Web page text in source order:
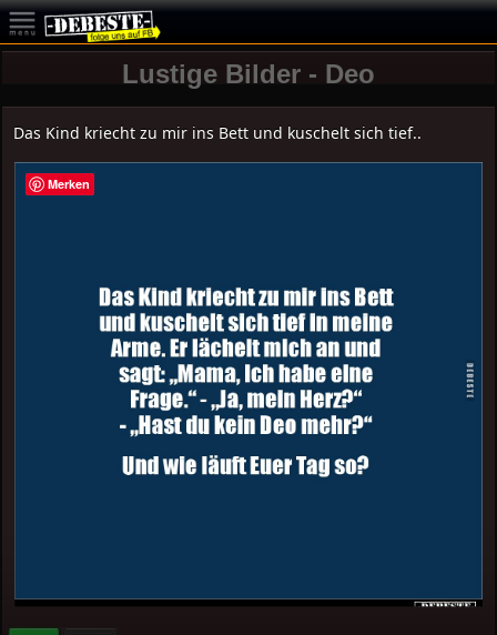
Lustige Bilder - Deo
Das Kind kriecht zu mir ins Bett und kuschelt sich tief..
Merken